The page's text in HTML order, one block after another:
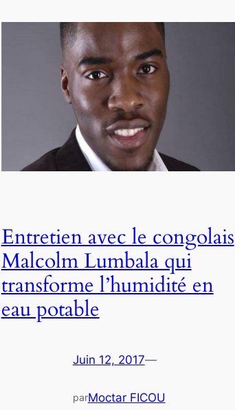
Entretien avec le congolais
Malcolm Lumbala qui
transforme l’humidité en
eau potable
Juin 12, 2017—
parMoctar FICOU